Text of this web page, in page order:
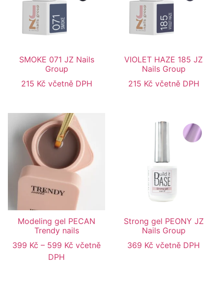
SMOKE 071 JZ Nails
Group
215 Kč včetně DPH
VIOLET HAZE 185 JZ
Nails Group
215 Kč včetně DPH
Modeling gel PECAN
Trendy nails
399 Kč – 599 Kč včetně
DPH
Strong gel PEONY JZ
Nails Group
369 Kč včetně DPH